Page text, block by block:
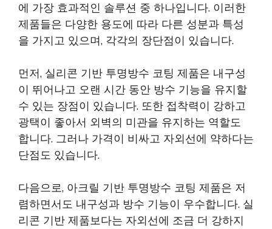
에 가장 효과적인 솔루션 중 하나입니다. 이러한
제품들은 다양한 용도에 따라 다른 성분과 특성
을 가지고 있으며, 각각의 장단점이 있습니다.
먼저, 실리콘 기반 투명방수 코팅 제품은 내구성
이 뛰어나고 오랜 시간 동안 방수 기능을 유지할
수 있는 장점이 있습니다. 또한 접착력이 강하고
광택이 좋아서 외벽의 미관을 유지하는 역할도
합니다. 그러나 가격이 비싸고 자외선에 약하다는
단점도 있습니다.
다음으로, 아크릴 기반 투명방수 코팅 제품은 저
렴하면서도 내구성과 방수 기능이 우수합니다. 실
리콘 기반 제품보다는 자외선에 조금 더 강하지